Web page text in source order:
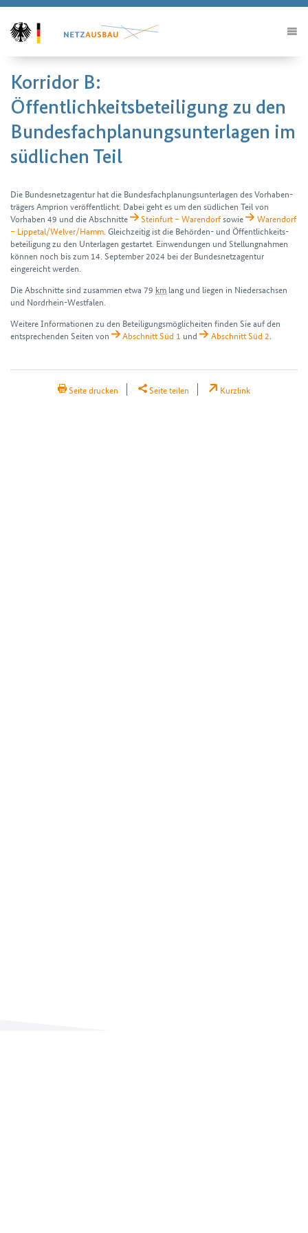
Korridor B:
Öffentlichkeitsbeteiligung zu den
Bundesfachplanungsunterlagen im
südlichen Teil
Die Bundesnetzagentur hat die Bundes­fach­planungs­unterlagen des Vorhaben­
trägers Amprion veröffentlicht. Dabei geht es um den südlichen Teil von
Vorhaben 49 und die Abschnitte
Steinfurt – Warendorfsowie
Warendorf
– Lippetal/Welver/Hamm . Gleichzeitig ist die Behörden- und Öffentlichkeits­
beteiligung zu den Unterlagen gestartet. Einwendungen und Stellung­nahmen
können noch bis zum 14. September 2024 bei der Bundes­netz­agentur
eingereicht werden.
Die Abschnitte sind zusammen etwa 79 km lang und liegen in Nieder­sachsen
und Nordrhein-Westfalen.
Weitere Informationen zu den Beteiligungsmöglicheiten finden Sie auf den
entsprechenden Seiten von
Abschnitt Süd 1 und Abschnitt Süd 2
Seite drucken Seite teilen Kurzlink